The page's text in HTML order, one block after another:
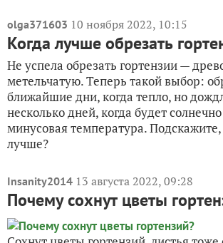
olga371603 10 ноября 2022, 10:15
Когда лучше обрезать
Не успела обрезать гортензии —
метельчатую. Теперь такой выбор:
ближайшие дни, когда тепло, но
несколько дней, когда будет
минусовая температура.
лучше?
Insanity2014 13 августа 2022, 09:28
Почему сохнут цветы